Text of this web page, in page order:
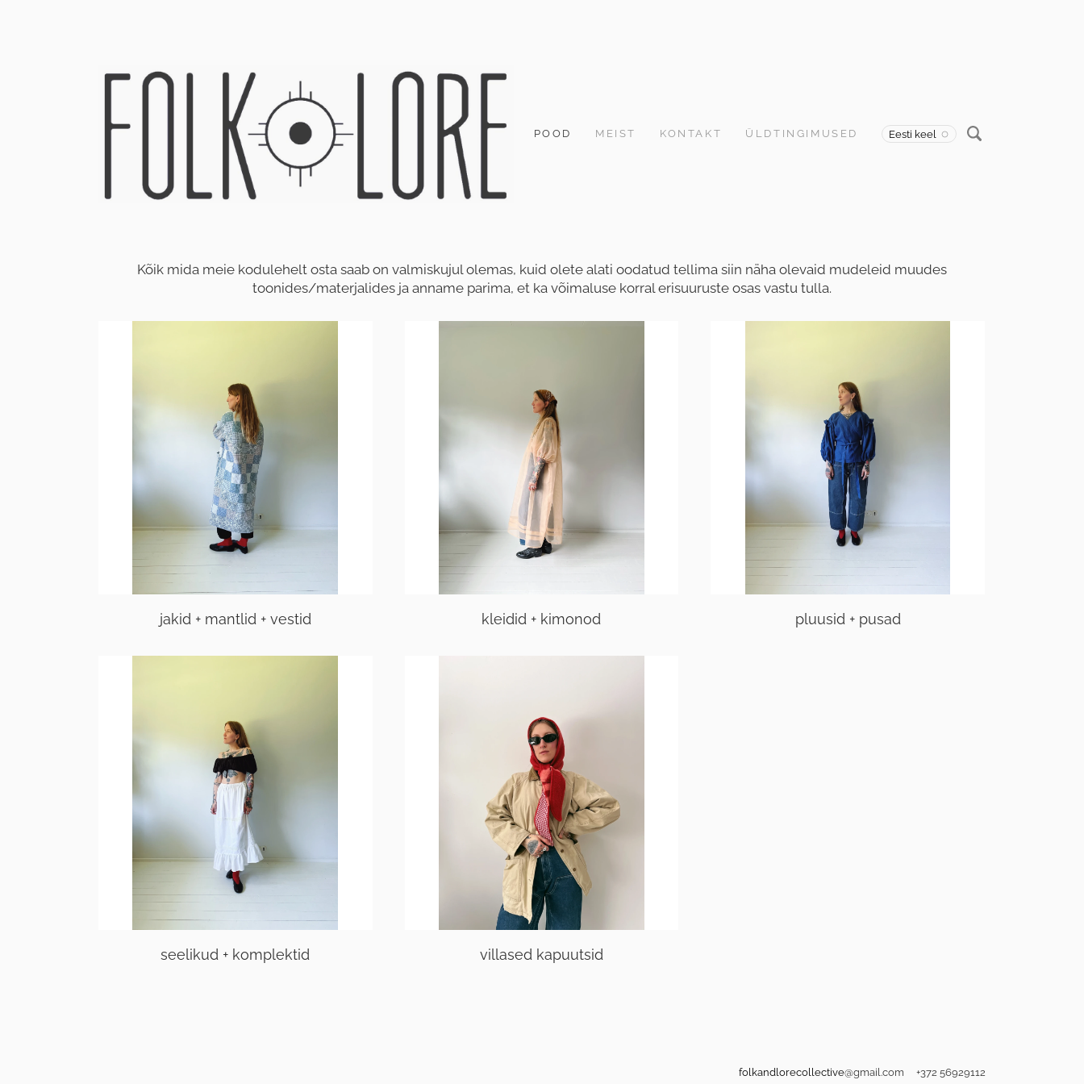
POOD MEIST KONTAKT ÜLDTINGIMUSED Eesti keel
Kõik mida meie kodulehelt osta saab on valmiskujul olemas, kuid olete alati oodatud tellima siin näha olevaid mudeleid muudes
toonides/materjalides ja anname parima, et ka võimaluse korral erisuuruste osas vastu tulla.
jakid + mantlid + vestid kleidid + kimonod pluusid + pusad
seelikud + komplektid villased kapuutsid
folkandlorecollective@gmail.com +372 56929112